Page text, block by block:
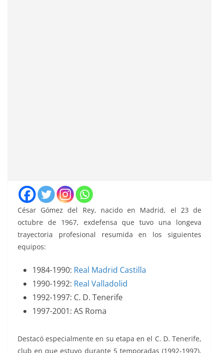
César Gómez del Rey, nacido en Madrid, el 23 de
octubre de 1967, exdefensa que tuvo una longeva
trayectoria profesional resumida en los siguientes
equipos:
1984-1990: Real Madrid Castilla
1990-1992: Real Valladolid
1992-1997: C. D. Tenerife
1997-2001: AS Roma
Destacó especialmente en su etapa en el C. D. Tenerife,
club en que estuvo durante 5 temporadas (1992-1997),